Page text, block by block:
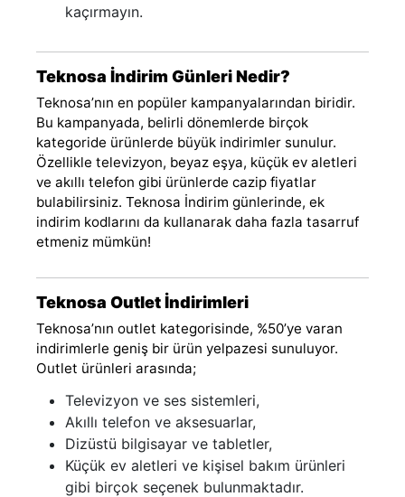
kaçırmayın.
Teknosa İndirim Günleri Nedir?
Teknosa’nın en popüler kampanyalarından biridir.
Bu kampanyada, belirli dönemlerde birçok
kategoride ürünlerde büyük indirimler sunulur.
Özellikle televizyon, beyaz eşya, küçük ev aletleri
ve akıllı telefon gibi ürünlerde cazip fiyatlar
bulabilirsiniz. Teknosa İndirim günlerinde, ek
indirim kodlarını da kullanarak daha fazla tasarruf
etmeniz mümkün!
Teknosa Outlet İndirimleri
Teknosa’nın outlet kategorisinde, %50’ye varan
indirimlerle geniş bir ürün yelpazesi sunuluyor.
Outlet ürünleri arasında;
Televizyon ve ses sistemleri,
Akıllı telefon ve aksesuarlar,
Dizüstü bilgisayar ve tabletler,
Küçük ev aletleri ve kişisel bakım ürünleri
gibi birçok seçenek bulunmaktadır.